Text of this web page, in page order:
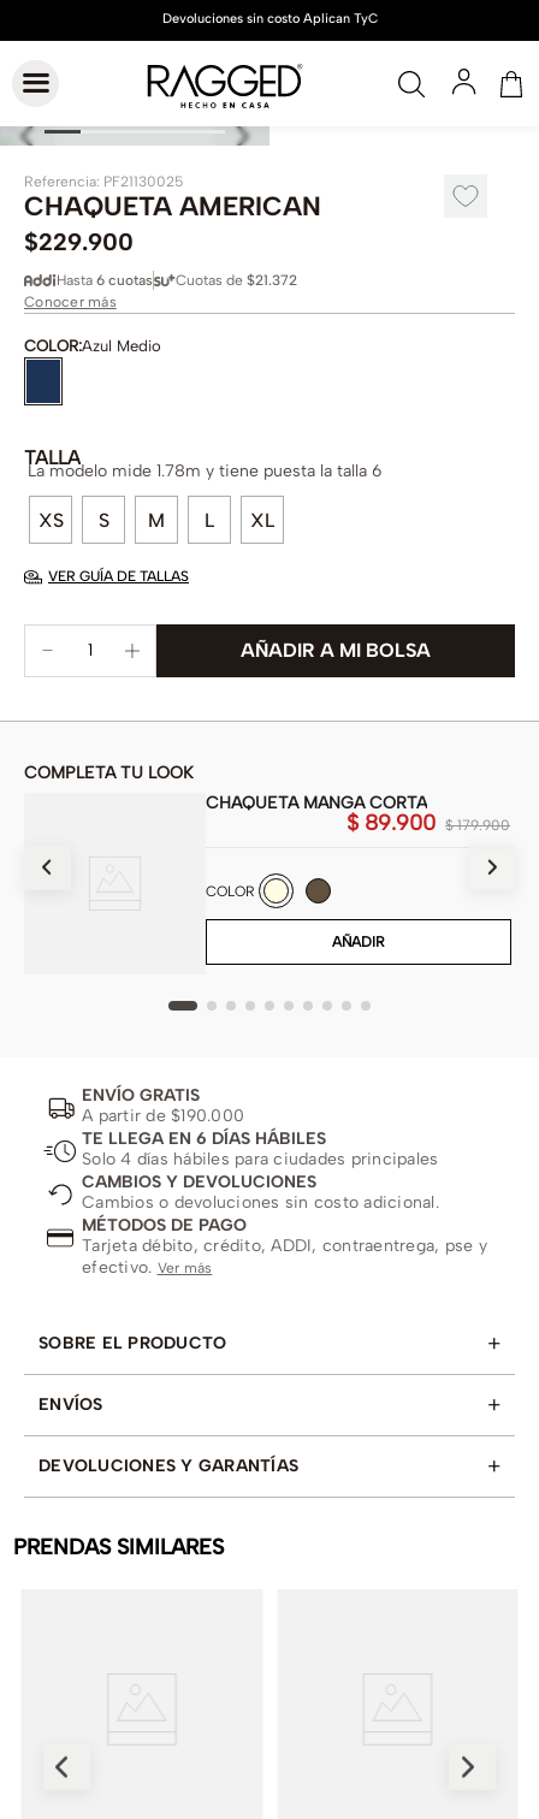
Referencia: PF21130025
CHAQUETA AMERICAN
$229.900
Hasta 6 cuotas Cuotas de $21.372
Conocer más
COLOR:Azul Medio
TALLA
XS S M L XL
La modelo mide 1.78m y tiene puesta la talla 6
VER GUÍA DE TALLAS
COMPLETA TU LOOK
CHAQUETA MANGA CORTA
$ 179.900
$ 89.900
COLOR
AÑADIR
ENVÍO GRATIS
A partir de $190.000
TE LLEGA EN 6 DÍAS HÁBILES
Solo 4 días hábiles para ciudades principales
CAMBIOS Y DEVOLUCIONES
Cambios o devoluciones sin costo adicional.
MÉTODOS DE PAGO
Tarjeta débito, crédito, ADDI, contraentrega, pse y
efectivo. Ver más
SOBRE EL PRODUCTO +
ENVÍOS +
DEVOLUCIONES Y GARANTÍAS +
PRENDAS SIMILARES